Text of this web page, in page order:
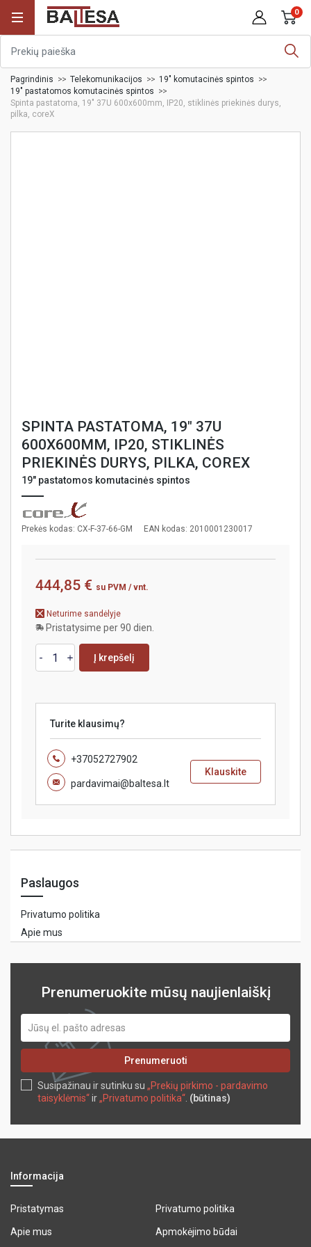
0
Pagrindinis Telekomunikacijos
19" komutacinės spintos
19" pastatomos komutacinės spintos
Spinta pastatoma, 19" 37U 600x600mm, IP20, stiklinės priekinės durys,
pilka, coreX
SPINTA PASTATOMA, 19" 37U
600X600MM, IP20, STIKLINĖS
PRIEKINĖS DURYS, PILKA, COREX
19" pastatomos komutacinės spintos
Prekės kodas: CX-F-37-66-GM EAN kodas: 2010001230017
444,85 € su PVM / vnt.
Neturime sandėlyje
Pristatysime per 90 dien.
Į krepšelį
Turite klausimų?
+37052727902
pardavimai@baltesa.lt
Klauskite
Paslaugos
Privatumo politika
Apie mus
Prenumeruokite mūsų naujienlaiškį
Prenumeruoti
Susipažinau ir sutinku su „Prekių pirkimo - pardavimo
taisyklėmis“ir„Privatumo politika“. (būtinas)
Informacija
Pristatymas Privatumo politika
Apie mus Apmokėjimo būdai